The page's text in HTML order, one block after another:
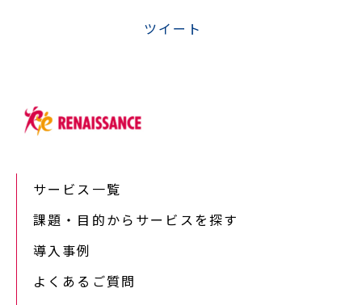
ツイート
サービス一覧
課題・目的からサービスを探す
導入事例
よくあるご質問